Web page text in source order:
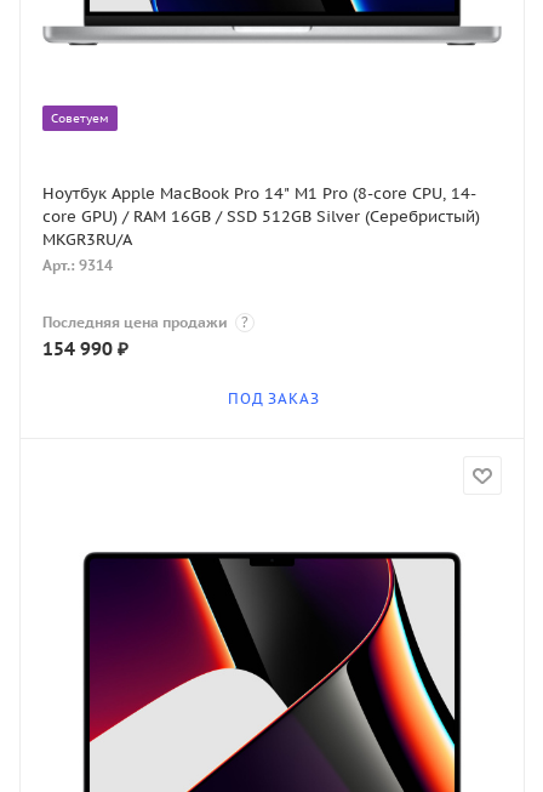
Советуем
Ноутбук Apple MacBook Pro 14" M1 Pro (8-core CPU, 14-
core GPU) / RAM 16GB / SSD 512GB Silver (Серебристый)
MKGR3RU/A
Арт.: 9314
Последняя цена продажи ?
154 990 ₽
ПОД ЗАКАЗ